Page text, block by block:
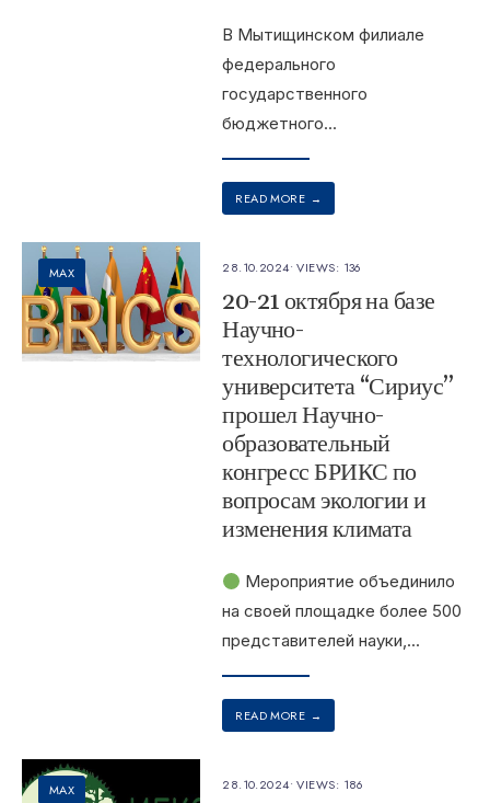
В Мытищинском филиале
федерального
государственного
бюджетного...
READ MORE →
MAX 28.10.2024•VIEWS: 136
20-21 октября на базе
Научно-
технологического
университета “Сириус”
прошел Научно-
образовательный
конгресс БРИКС по
вопросам экологии и
изменения климата
Мероприятие объединило
на своей площадке более 500
представителей науки,...
READ MORE →
MAX 28.10.2024•VIEWS: 186